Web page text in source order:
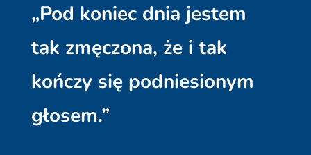
„Pod koniec dnia jestem
tak zmęczona, że i tak
kończy się podniesionym
głosem.”